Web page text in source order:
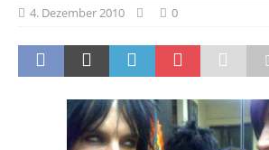
4. Dezember 2010 0